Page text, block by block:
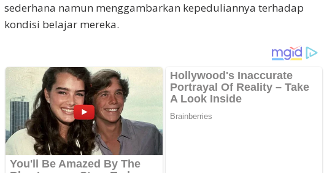
sederhana namun menggambarkan kepeduliannya terhadap
kondisi belajar mereka.